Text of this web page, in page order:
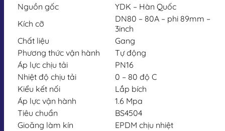
Nguồn gốc
YDK – Hàn Quốc
Kích cỡ
DN80 – 80A – phi 89mm –
3inch
Chất liệu
Gang
Phương thức vận hành
Tự động
Áp lực chịu tải
PN16
Nhiệt độ chịu tải
0 – 80 độ C
Kiểu kết nối
Lắp bích
Áp lực vận hành
1.6 Mpa
Tiêu chuẩn
BS4504
Gioăng làm kín
EPDM chịu nhiệt